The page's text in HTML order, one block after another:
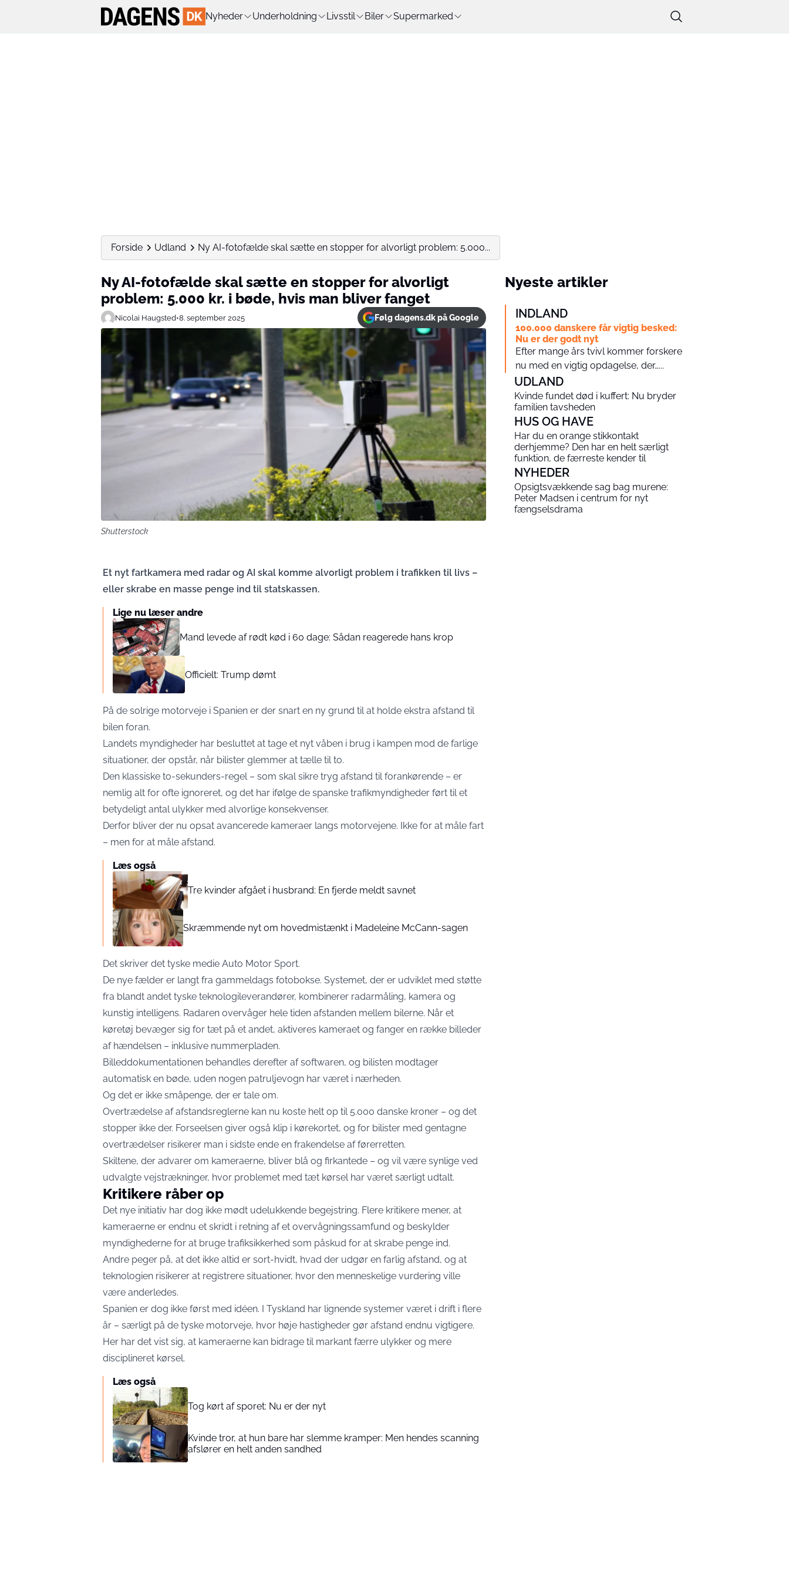
Nyheder Underholdning Livsstil Biler Supermarked
Forside Udland Ny AI-fotofælde skal sætte en stopper for alvorligt problem: 5.000...
Ny AI-fotofælde skal sætte en stopper for alvorligt
problem: 5.000 kr. i bøde, hvis man bliver fanget
Nicolai Haugsted•8. september 2025 Følg dagens.dk på Google
Shutterstock
Et nyt fartkamera med radar og AI skal komme alvorligt problem i trafikken til livs –
eller skrabe en masse penge ind til statskassen.
Lige nu læser andre
Mand levede af rødt kød i 60 dage: Sådan reagerede hans krop
Officielt: Trump dømt
På de solrige motorveje i Spanien er der snart en ny grund til at holde ekstra afstand til
bilen foran.
Landets myndigheder har besluttet at tage et nyt våben i brug i kampen mod de farlige
situationer, der opstår, når bilister glemmer at tælle til to.
Den klassiske to-sekunders-regel – som skal sikre tryg afstand til forankørende – er
nemlig alt for ofte ignoreret, og det har ifølge de spanske trafikmyndigheder ført til et
betydeligt antal ulykker med alvorlige konsekvenser.
Derfor bliver der nu opsat avancerede kameraer langs motorvejene. Ikke for at måle fart
– men for at måle afstand.
Læs også
Tre kvinder afgået i husbrand: En fjerde meldt savnet
Skræmmende nyt om hovedmistænkt i Madeleine McCann-sagen
Det skriver det tyske medie Auto Motor Sport.
De nye fælder er langt fra gammeldags fotobokse. Systemet, der er udviklet med støtte
fra blandt andet tyske teknologileverandører, kombinerer radarmåling, kamera og
kunstig intelligens. Radaren overvåger hele tiden afstanden mellem bilerne. Når et
køretøj bevæger sig for tæt på et andet, aktiveres kameraet og fanger en række billeder
af hændelsen – inklusive nummerpladen.
Billeddokumentationen behandles derefter af softwaren, og bilisten modtager
automatisk en bøde, uden nogen patruljevogn har været i nærheden.
Og det er ikke småpenge, der er tale om.
Overtrædelse af afstandsreglerne kan nu koste helt op til 5.000 danske kroner – og det
stopper ikke der. Forseelsen giver også klip i kørekortet, og for bilister med gentagne
overtrædelser risikerer man i sidste ende en frakendelse af førerretten.
Skiltene, der advarer om kameraerne, bliver blå og firkantede – og vil være synlige ved
udvalgte vejstrækninger, hvor problemet med tæt kørsel har været særligt udtalt.
Kritikere råber op
Det nye initiativ har dog ikke mødt udelukkende begejstring. Flere kritikere mener, at
kameraerne er endnu et skridt i retning af et overvågningssamfund og beskylder
myndighederne for at bruge trafiksikkerhed som påskud for at skrabe penge ind.
Andre peger på, at det ikke altid er sort-hvidt, hvad der udgør en farlig afstand, og at
teknologien risikerer at registrere situationer, hvor den menneskelige vurdering ville
være anderledes.
Spanien er dog ikke først med idéen. I Tyskland har lignende systemer været i drift i flere
år – særligt på de tyske motorveje, hvor høje hastigheder gør afstand endnu vigtigere.
Her har det vist sig, at kameraerne kan bidrage til markant færre ulykker og mere
disciplineret kørsel.
Læs også
Tog kørt af sporet: Nu er der nyt
Kvinde tror, at hun bare har slemme kramper: Men hendes scanning
afslører en helt anden sandhed
Nyeste artikler
INDLAND
100.000 danskere får vigtig besked:
Nu er der godt nyt
Efter mange års tvivl kommer forskere
nu med en vigtig opdagelse, der…...
UDLAND
Kvinde fundet død i kuffert: Nu bryder
familien tavsheden
HUS OG HAVE
Har du en orange stikkontakt
derhjemme? Den har en helt særligt
funktion, de færreste kender til
NYHEDER
Opsigtsvækkende sag bag murene:
Peter Madsen i centrum for nyt
fængselsdrama